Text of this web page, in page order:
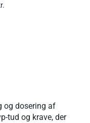
og dosering af
tud og krave, der